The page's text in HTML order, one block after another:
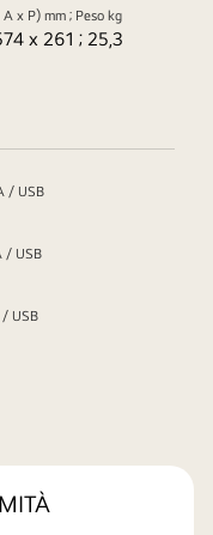
x P) mm ; Peso kg
x 261 ; 25,3
/ USB
/ USB
/ USB